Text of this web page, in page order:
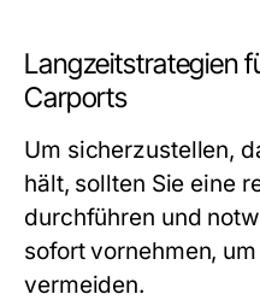
Langzeitstrategien
Carports
Um sicherzustellen,
hält, sollten Sie eine
durchführen und
sofort vornehmen,
vermeiden.